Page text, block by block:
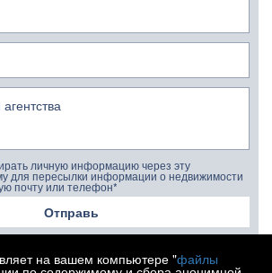
личную информацию через эту
для пересылки информации о недвижимости
почту или телефон*
Отправь
на вашем компьютере "файлы